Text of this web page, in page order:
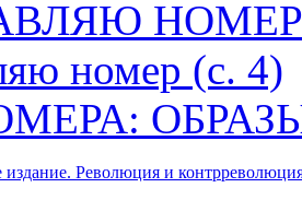
НОМЕР
номер (с. 4)
издание. Революция и